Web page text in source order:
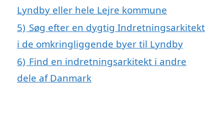
Lyndby eller hele Lejre kommune
5) Søg efter en dygtig Indretningsarkitekt
i de omkringliggende byer til Lyndby
6) Find en indretningsarkitekt i andre
dele af Danmark